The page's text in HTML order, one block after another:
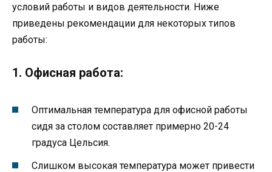
условий работы и видов деятельности. Ниже
приведены рекомендации для некоторых типов
работы:
1. Офисная работа:
Оптимальная температура для офисной работы
сидя за столом составляет примерно 20-24
градуса Цельсия.
Слишком высокая температура может привести